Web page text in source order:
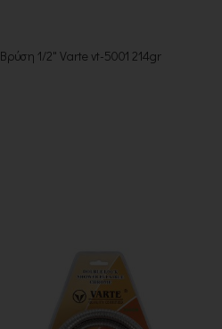
Βρύση 1/2" Varte vt-5001 214gr